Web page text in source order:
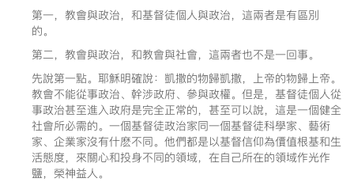
第一，教會與政治，和基督徒個人與政治，這兩者是有區別
的。
第二，教會與政治，和教會與社會，這兩者也不是一回事。
先說第一點。耶穌明確說：凱撒的物歸凱撒，上帝的物歸上帝。
教會不能從事政治、幹涉政府、參與政權。但是，基督徒個人從
事政治甚至進入政府是完全正常的，甚至可以說，這是一個健全
社會所必需的。一個基督徒政治家同一個基督徒科學家、藝術
家、企業家沒有什麽不同。他們都是以基督信仰為價值根基和生
活態度，來關心和投身不同的領域，在自己所在的領域作光作
鹽，榮神益人。